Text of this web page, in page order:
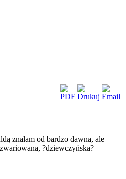
znałam od bardzo dawna, ale
?dziewczyńska?